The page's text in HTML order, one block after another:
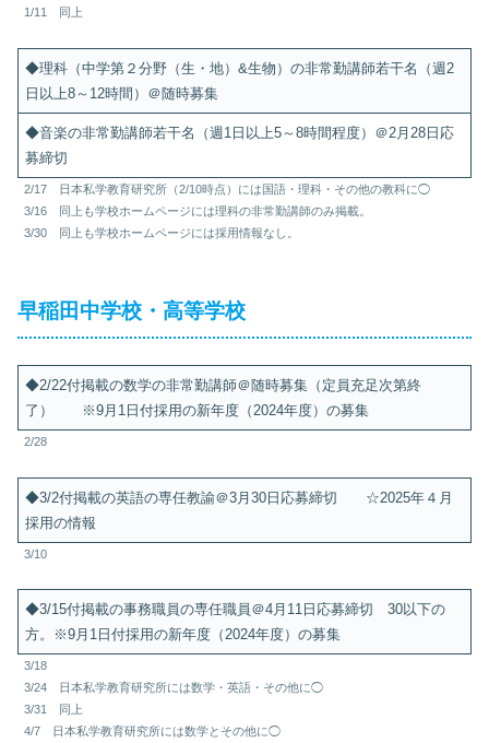
1/11 同上
◆理科（中学第２分野（生・地）&生物）の非常勤講師若干名（週2
日以上8～12時間）＠随時募集
◆音楽の非常勤講師若干名（週1日以上5～8時間程度）＠2月28日応
募締切
2/17 日本私学教育研究所（2/10時点）には国語・理科・その他の教科に◯
3/16 同上も学校ホームページには理科の非常勤講師のみ掲載。
3/30 同上も学校ホームページには採用情報なし。
早稲田中学校・高等学校
◆2/22付掲載の数学の非常勤講師＠随時募集（定員充足次第終
了） ※9月1日付採用の新年度（2024年度）の募集
2/28
◆3/2付掲載の英語の専任教諭＠3月30日応募締切 ☆2025年４月
採用の情報
3/10
◆3/15付掲載の事務職員の専任職員＠4月11日応募締切 30以下の
方。※9月1日付採用の新年度（2024年度）の募集
3/18
3/24 日本私学教育研究所には数学・英語・その他に◯
3/31 同上
4/7 日本私学教育研究所には数学とその他に◯